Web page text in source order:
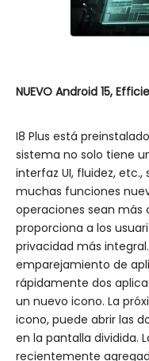
NUEVO Android 15,
I8 Plus está
sistema no solo tiene
interfaz UI, fluidez,
muchas funciones
operaciones sean
proporciona a los
privacidad más
emparejamiento de
rápidamente dos
un nuevo icono. La
icono, puede abrir las
en la pantalla dividida.
recientemente